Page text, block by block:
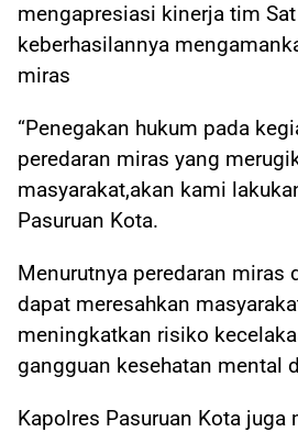
mengapresiasi kinerja tim
keberhasilannya
miras
“Penegakan hukum pada
peredaran miras yang
masyarakat,akan kami
Pasuruan Kota.
Menurutnya peredaran miras
dapat meresahkan
meningkatkan risiko
gangguan kesehatan mental
Kapolres Pasuruan Kota juga